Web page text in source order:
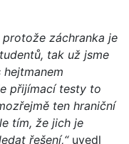
záchranka je
tak už jsme
přijímací testy to
ten hraniční
tím, že jich je
řešení,“uvedl